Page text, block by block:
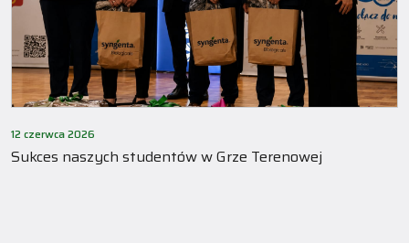
12 czerwca 2026
Sukces naszych studentów w Grze Terenowej